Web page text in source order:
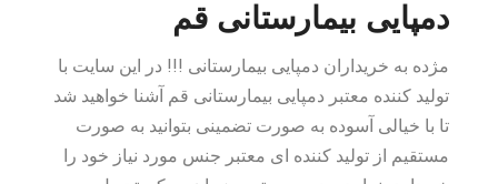
دمپایی بیمارستانی قم
مژده به خریداران دمپایی بیمارستانی !!! در این سایت با
تولید کننده معتبر دمپایی بیمارستانی قم آشنا خواهید شد
تا با خیالی آسوده به صورت تضمینی بتوانید به صورت
مستقیم از تولید کننده ای معتبر جنس مورد نیاز خود را